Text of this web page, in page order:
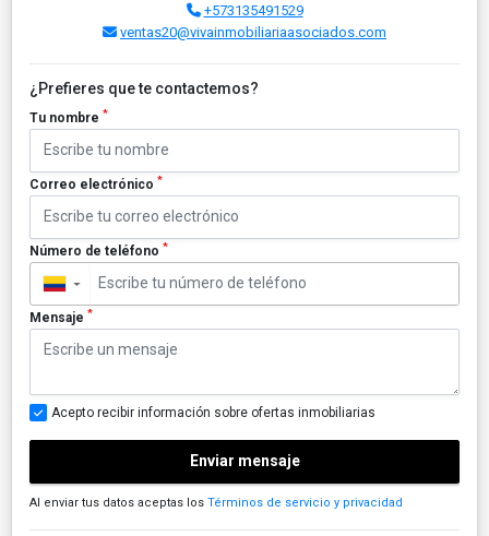
+573135491529
ventas20@vivainmobiliariaasociados.com
¿Prefieres que te contactemos?
Tu nombre *
Correo electrónico *
Número de teléfono *
▼
Mensaje *
Acepto recibir información sobre ofertas inmobiliarias
Enviar mensaje
Al enviar tus datos aceptas los Términos de servicio y privacidad